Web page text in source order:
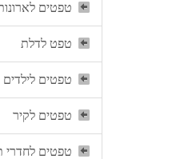
טפטים
טפט לדלת
טפטים לילדים
טפטים לקיר
טפטים לחדרי